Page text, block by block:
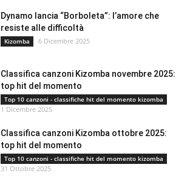
Dynamo lancia “Borboleta”: l’amore che
resiste alle difficoltà
Kizomba 6 Dicembre 2025
Classifica canzoni Kizomba novembre 2025:
top hit del momento
Top 10 canzoni - classifiche hit del momento kizomba
1 Dicembre 2025
Classifica canzoni Kizomba ottobre 2025:
top hit del momento
Top 10 canzoni - classifiche hit del momento kizomba
31 Ottobre 2025